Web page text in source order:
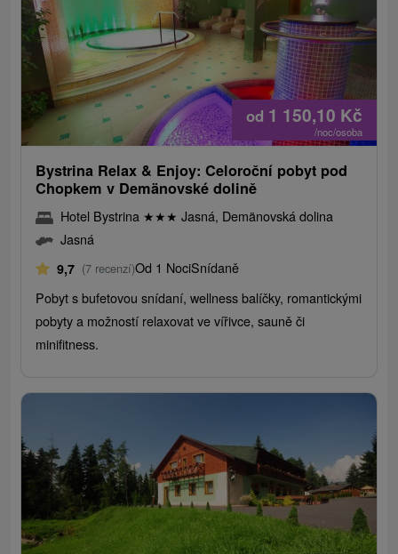
od 1 150,10 Kč
/noc/osoba
Bystrina Relax & Enjoy: Celoroční pobyt pod
Chopkem v Demänovské dolině
Hotel Bystrina ★★★ Jasná, Demänovská dolina
Jasná
9,7 (7 recenzí)Od 1 NociSnídaně
Pobyt s bufetovou snídaní, wellness balíčky, romantickými
pobyty a možností relaxovat ve vířivce, sauně či
minifitness.